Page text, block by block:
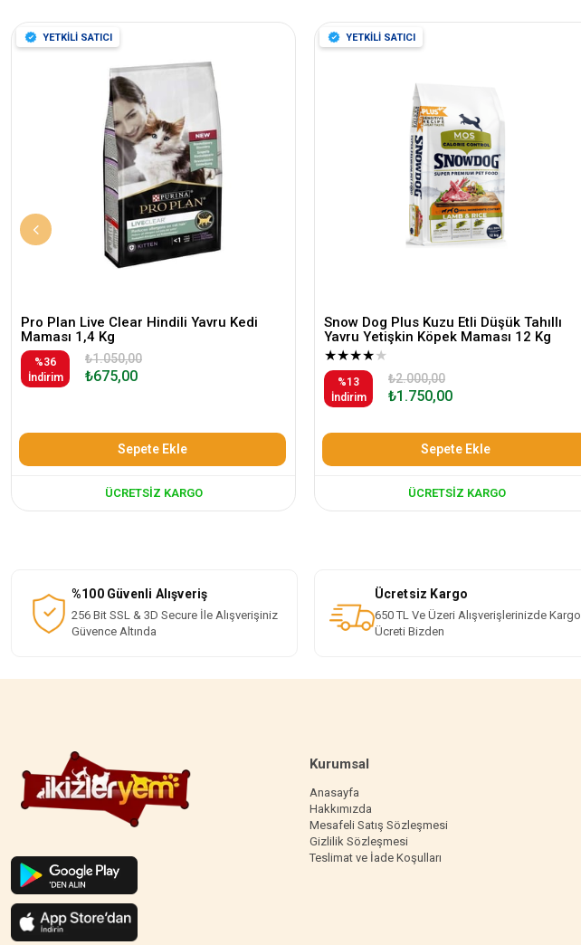
Pro Plan Live Clear Hindili Yavru Kedi
Maması 1,4 Kg
%36
İndirim
₺675,00
₺1.050,00
Sepete Ekle
ÜCRETSIZ KARGO
YETKİLİ SATICI
Snow Dog Plus Kuzu Etli Düşük Tahıllı
Yavru Yetişkin Köpek Maması 12 Kg
★★★★★
%13
İndirim
₺1.750,00
₺2.000,00
Sepete Ekle
ÜCRETSIZ KARGO
YETKİLİ SATICI
%100 Güvenli Alışveriş
256 Bit SSL & 3D Secure İle Alışverişiniz
Güvence Altında
Ücretsiz Kargo
650 TL Ve Üzeri Alışverişlerinizde Kargo
Ücreti Bizden
Kurumsal
Anasayfa
Hakkımızda
Mesafeli Satış Sözleşmesi
Gizlilik Sözleşmesi
Teslimat ve İade Koşulları